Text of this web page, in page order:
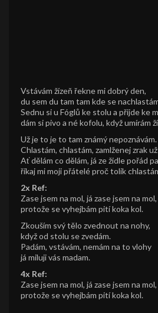
Vstávám žízeň řekne mi dobrý den,
du sem du tam tam kde se
Sednu si u Fóglů ke stolu a přijde ke
dám si pivo a né kofolu, když umírám
Už je to je to tam známý nepoznávám.
Chlastám, chlastám, zamlženej zrak
Ať dělám co dělám, já ze židle pořád
říkaj mi moji přátelé proč tolik
2x Ref:
Zase jsem na mol, já zase jsem na mol,
protože se vyhejbám pití koka kol.
Zkouším svý tělo zvednout na nohy,
když od stolu se zvedám.
Padám, vstávám, nemám na to vlohy
já miluji vás madam.
4x Ref:
Zase jsem na mol, já zase jsem na mol,
protože se vyhejbám pití koka kol.